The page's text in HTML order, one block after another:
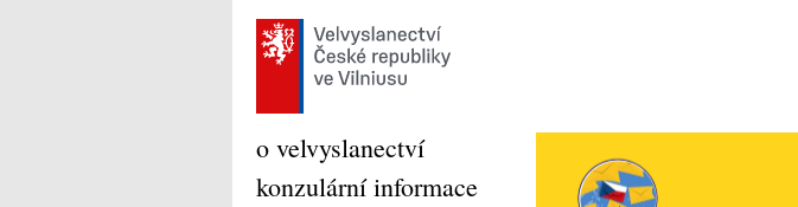
o velvyslanectví
konzulární informace